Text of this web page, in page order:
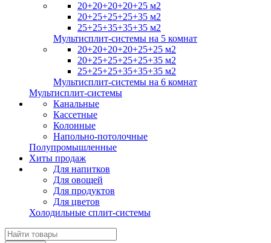
20+20+20+20+25 м2
20+25+25+25+35 м2
25+25+35+35+35 м2
Мультисплит-системы на 5 комнат
20+20+20+20+25+25 м2
20+25+25+25+25+35 м2
25+25+25+35+35+35 м2
Мультисплит-системы на 6 комнат
Мультисплит-системы
Канальные
Кассетные
Колонные
Напольно-потолочные
Полупромышленные
Хиты продаж
Для напитков
Для овощей
Для продуктов
Для цветов
Холодильные сплит-системы